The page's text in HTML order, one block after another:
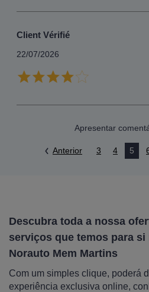
Client Vérifié
22/07/2026
Apresentar
Anterior 3 4 5
Descubra toda a nossa
serviços que temos para
Norauto Mem Martins
Com um simples clique, poderá
experiência exclusiva online,